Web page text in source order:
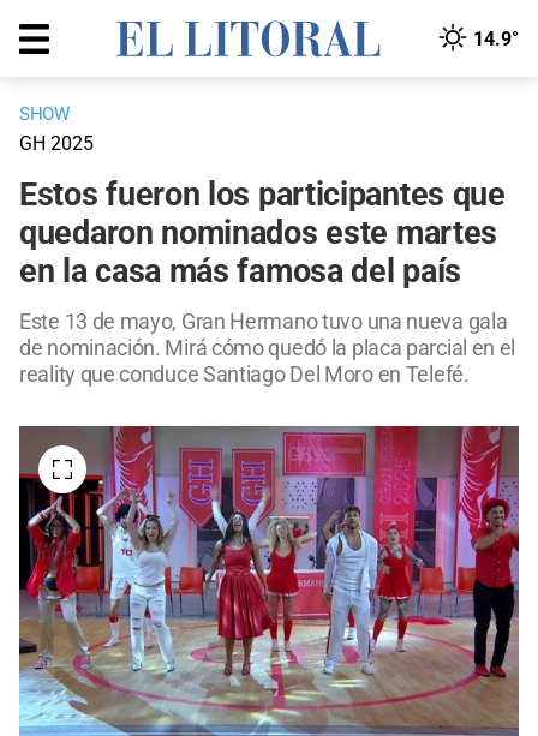
14.9°
SHOW
GH 2025
Estos fueron los participantes que
quedaron nominados este martes
en la casa más famosa del país
Este 13 de mayo, Gran Hermano tuvo una nueva gala
de nominación. Mirá cómo quedó la placa parcial en el
reality que conduce Santiago Del Moro en Telefé.